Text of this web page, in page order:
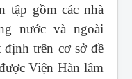
tập gồm các nhà
nước và ngoài
trên cơ sở đề
Viện Hàn lâm